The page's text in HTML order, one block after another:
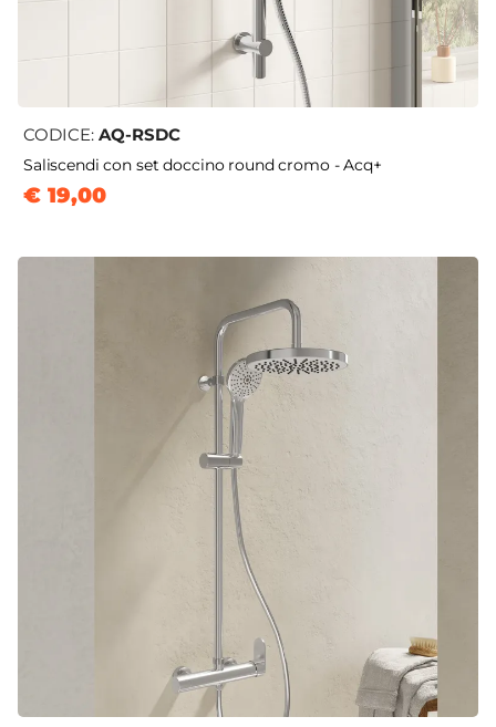
CODICE: AQ-RSDC
Saliscendi con set doccino round cromo - Acq+
€ 19,00